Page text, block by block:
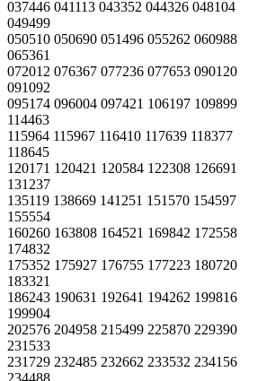
037446 041113 043352 044326 048104
049499
050510 050690 051496 055262 060988
065361
072012 076367 077236 077653 090120
091092
095174 096004 097421 106197 109899
114463
115964 115967 116410 117639 118377
118645
120171 120421 120584 122308 126691
131237
135119 138669 141251 151570 154597
155554
160260 163808 164521 169842 172558
174832
175352 175927 176755 177223 180720
183321
186243 190631 192641 194262 199816
199904
202576 204958 215499 225870 229390
231533
231729 232485 232662 233532 234156